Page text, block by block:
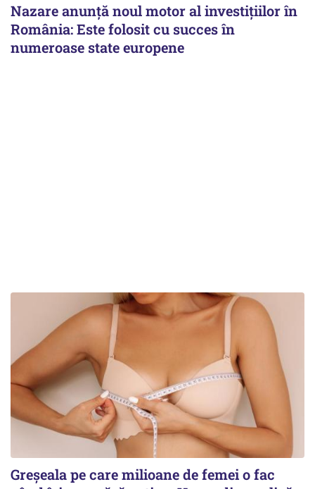
Nazare anunță noul motor al investițiilor în
România: Este folosit cu succes în
numeroase state europene
Greșeala pe care milioane de femei o fac